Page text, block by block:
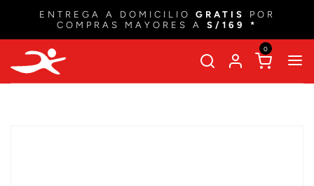
ENTREGA A DOMICILIO GRATIS
POR
COMPRAS MAYORES A S/169 *
0